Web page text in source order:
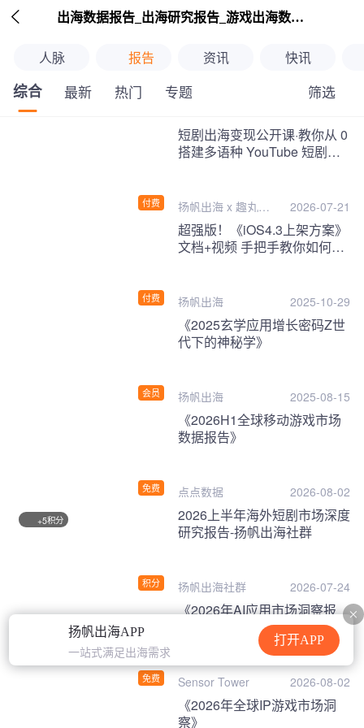
扬帆出海APP
一站式满足出海需求
打开APP
 出海数据报告_出海研究报告_游戏出海数据报告_海外趋势分析-扬帆出海
人脉 报告 资讯 快讯
综合 最新 热门 专题 筛选
继续下拉刷新
付费
短剧出海变现公开课·教你从 0
搭建多语种 YouTube 短剧频
扬帆出海 x 趣丸千 2026-07-21
付费
超强版！《iOS4.3上架方案》
文档+视频 手把手教你如何一
扬帆出海 2025-10-29
会员
《2025玄学应用增长密码Z世
代下的神秘学》
扬帆出海 2025-08-15
免费
《2026H1全球移动游戏市场
数据报告》
点点数据 2026-08-02
+5积分
积分
2026上半年海外短剧市场深度
研究报告-扬帆出海社群
扬帆出海社群 2026-07-24
免费
《2026年AI应用市场洞察报
Sensor Tower 2026-08-02
《2026年全球IP游戏市场洞
察》